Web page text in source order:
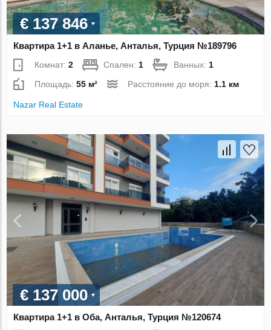
€ 137 846
Квартира 1+1 в Аланье, Анталья, Турция №189796
Комнат:2 Спален: 1 Ванных: 1
Площадь:55 м² Расстояние до моря: 1.1 км
Nazar Real Estate
€ 137 000
Квартира 1+1 в Оба, Анталья, Турция №120674